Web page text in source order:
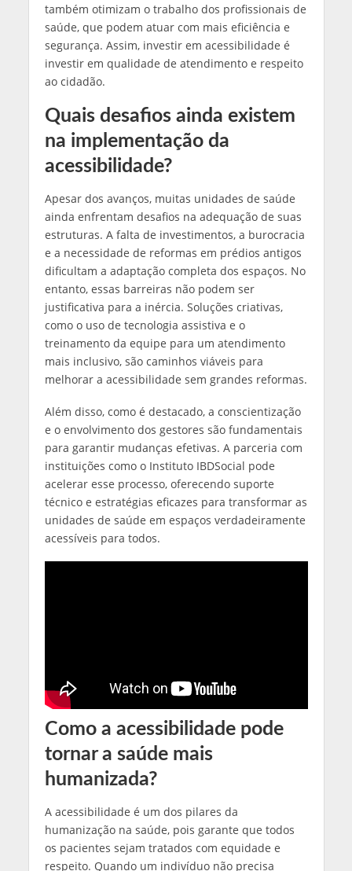
também otimizam o trabalho dos profissionais de
saúde, que podem atuar com mais eficiência e
segurança. Assim, investir em acessibilidade é
investir em qualidade de atendimento e respeito
ao cidadão.
Quais desafios ainda existem
na implementação da
acessibilidade?
Apesar dos avanços, muitas unidades de saúde
ainda enfrentam desafios na adequação de suas
estruturas. A falta de investimentos, a burocracia
e a necessidade de reformas em prédios antigos
dificultam a adaptação completa dos espaços. No
entanto, essas barreiras não podem ser
justificativa para a inércia. Soluções criativas,
como o uso de tecnologia assistiva e o
treinamento da equipe para um atendimento
mais inclusivo, são caminhos viáveis para
melhorar a acessibilidade sem grandes reformas.
Além disso, como é destacado, a conscientização
e o envolvimento dos gestores são fundamentais
para garantir mudanças efetivas. A parceria com
instituições como o Instituto IBDSocial pode
acelerar esse processo, oferecendo suporte
técnico e estratégias eficazes para transformar as
unidades de saúde em espaços verdadeiramente
acessíveis para todos.
Como a acessibilidade pode
tornar a saúde mais
humanizada?
A acessibilidade é um dos pilares da
humanização na saúde, pois garante que todos
os pacientes sejam tratados com equidade e
respeito. Quando um indivíduo não precisa